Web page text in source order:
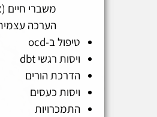
משברי חיים
הערכה
טיפול ב-ocd
ויסות רגשי dbt
הדרכת הורים
ויסות כעסים
התמכרויות